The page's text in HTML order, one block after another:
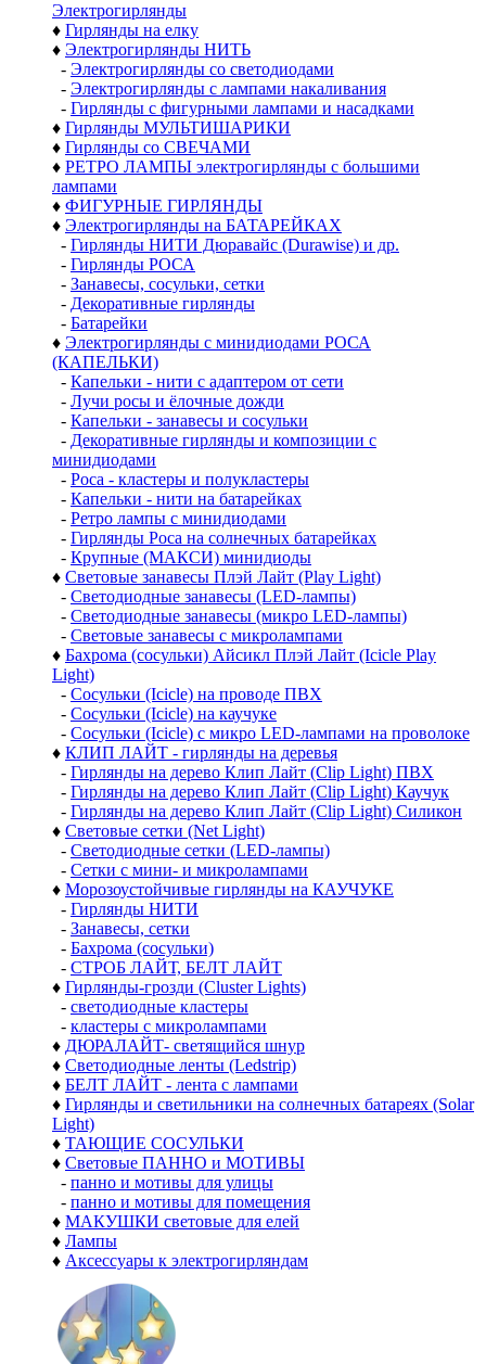
Электро­гирлянды
♦ Гирлянды на елку
♦ Электрогирлянды НИТЬ
- Электрогирлянды со светодиодами
- Электрогирлянды с лампами накаливания
- Гирлянды с фигурными лампами и насадками
♦ Гирлянды МУЛЬТИШАРИКИ
♦ Гирлянды со СВЕЧАМИ
♦ РЕТРО ЛАМПЫ электрогирлянды с большими
лампами
♦ ФИГУРНЫЕ ГИРЛЯНДЫ
♦ Электрогирлянды на БАТАРЕЙКАХ
- Гирлянды НИТИ Дюравайс (Durawise) и др.
- Гирлянды РОСА
- Занавесы, сосульки, сетки
- Декоративные гирлянды
- Батарейки
♦ Электрогирлянды с минидиодами РОСА
(КАПЕЛЬКИ)
- Капельки - нити с адаптером от сети
- Лучи росы и ёлочные дожди
- Капельки - занавесы и сосульки
- Декоративные гирлянды и композиции с
минидиодами
- Роса - кластеры и полукластеры
- Капельки - нити на батарейках
- Ретро лампы с минидиодами
- Гирлянды Роса на солнечных батарейках
- Крупные (МАКСИ) минидиоды
♦ Световые занавесы Плэй Лайт (Play Light)
- Светодиодные занавесы (LED-лампы)
- Светодиодные занавесы (микро LED-лампы)
- Световые занавесы с микролампами
♦ Бахрома (сосульки) Айсикл Плэй Лайт (Icicle Play
Light)
- Сосульки (Icicle) на проводе ПВХ
- Сосульки (Icicle) на каучуке
- Сосульки (Icicle) с микро LED-лампами на проволоке
♦ КЛИП ЛАЙТ - гирлянды на деревья
- Гирлянды на дерево Клип Лайт (Clip Light) ПВХ
- Гирлянды на дерево Клип Лайт (Clip Light) Каучук
- Гирлянды на дерево Клип Лайт (Clip Light) Силикон
♦ Световые сетки (Net Light)
- Светодиодные сетки (LED-лампы)
- Сетки с мини- и микролампами
♦ Морозоустойчивые гирлянды на КАУЧУКЕ
- Гирлянды НИТИ
- Занавесы, сетки
- Бахрома (сосульки)
- СТРОБ ЛАЙТ, БЕЛТ ЛАЙТ
♦ Гирлянды-грозди (Cluster Lights)
- светодиодные кластеры
- кластеры с микролампами
♦ ДЮРАЛАЙТ- светящийся шнур
♦ Светодиодные ленты (Ledstrip)
♦ БЕЛТ ЛАЙТ - лента с лампами
♦ Гирлянды и светильники на солнечных батареях (Solar
Light)
♦ ТАЮЩИЕ СОСУЛЬКИ
♦ Световые ПАННО и МОТИВЫ
- панно и мотивы для улицы
- панно и мотивы для помещения
♦ МАКУШКИ световые для елей
♦ Лампы
♦ Аксессуары к электрогирляндам